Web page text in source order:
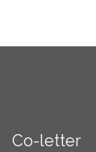
Co-letter